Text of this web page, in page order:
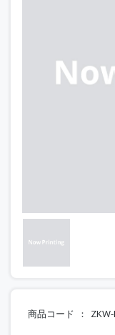
商品コード